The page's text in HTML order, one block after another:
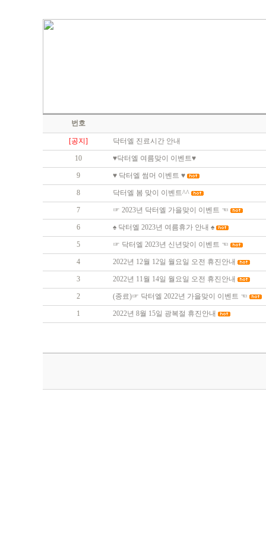
번호
[공지] 닥터엘 진료시간 안내
10 ♥닥터엘 여름맞이 이벤트♥
9 ♥ 닥터엘 썸머 이벤트 ♥
8 닥터엘 봄 맞이 이벤트^^
7 ☞ 2023년 닥터엘 가을맞이 이벤트 ☜
6 ♠ 닥터엘 2023년 여름휴가 안내 ♠
5 ☞ 닥터엘 2023년 신년맞이 이벤트 ☜
4 2022년 12월 12일 월요일 오전 휴진안내
3 2022년 11월 14일 월요일 오전 휴진안내
2 (종료)☞ 닥터엘 2022년 가을맞이 이벤트 ☜
1 2022년 8월 15일 광복절 휴진안내